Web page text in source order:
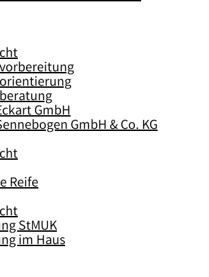
GmbH
GmbH & Co. KG
Reife
StMUK
im Haus